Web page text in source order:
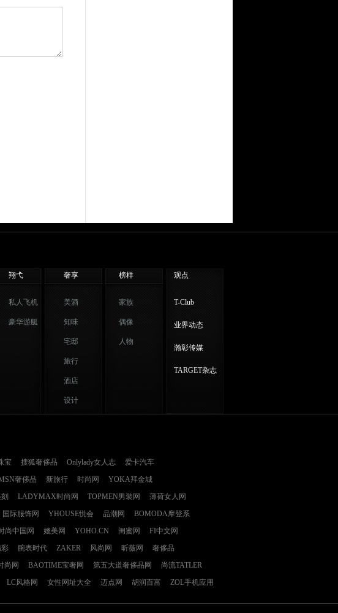
翔弋 奢享 榜样 观点
私人飞机
豪华游艇
美酒
知味
宅邸
旅行
酒店
设计
家族
偶像
人物
T-Club
业界动态
瀚彰传媒
TARGET杂志
宝 搜狐奢侈品 Onlylady女人志
爱卡汽车
奢侈品 新旅行 时尚网
YOKA拜金城
LADYMAX时尚网 TOPMEN男装网
薄荷女人网
国际服饰网 YHOUSE悦会 品潮网
BOMODA摩登系
尚中国网 媲美网 YOHO.CN 闺蜜网
FI中文网
腕表时代 ZAKER 风尚网 昕薇网
奢侈品
尚网 BAOTIME宝奢网 第五大道奢侈品网
尚流TATLER
LC风格网 女性网址大全 迈点网 胡润百富 ZOL手机应用